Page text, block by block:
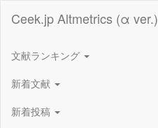
Ceek.jp Altmetrics (α ver.)
文献ランキング
新着文献
新着投稿